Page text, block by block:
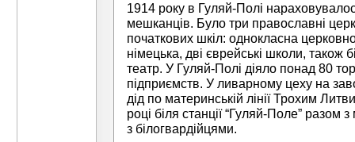
1914 року в Гуляй-Полі
мешканців. Було три православні
початкових шкіл: однокласна
німецька, дві єврейські школи, також
театр. У Гуляй-Полі діяло понад 80
підприємств. У ливарному цеху на
дід по материнській лінії Трохим
році біля станції “Гуляй-Поле”
з білогвардійцями.